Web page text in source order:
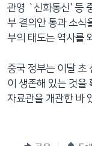
관영 `신화통신' 등
부 결의안 통과 소식
부의 태도는 역사를
중국 정부는 이달 초
이 생존해 있는 것을
자료관을 개관한 바